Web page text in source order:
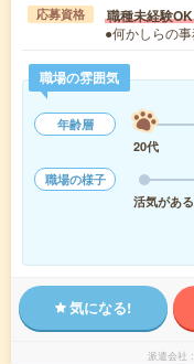
応募資格 職種未経験OK
●何かしらの
職場の雰囲気
年齢層
20代
職場の様子
活気がある
気になる!
派遣会社